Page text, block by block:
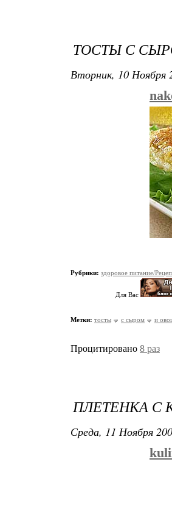
ТОСТЫ С
Вторник, 10 Ноября
Рубрики: здоровое питание/
Для Вас
Метки: тосты с сыром и
Процитировано 8 раз
ПЛЕТЕНКА
Среда, 11 Ноября